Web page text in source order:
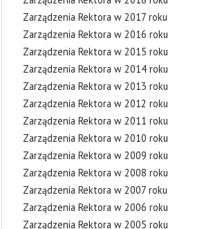
Zarządzenia Rektora w 2017 roku
Zarządzenia Rektora w 2016 roku
Zarządzenia Rektora w 2015 roku
Zarządzenia Rektora w 2014 roku
Zarządzenia Rektora w 2013 roku
Zarządzenia Rektora w 2012 roku
Zarządzenia Rektora w 2011 roku
Zarządzenia Rektora w 2010 roku
Zarządzenia Rektora w 2009 roku
Zarządzenia Rektora w 2008 roku
Zarządzenia Rektora w 2007 roku
Zarządzenia Rektora w 2006 roku
Zarządzenia Rektora w 2005 roku